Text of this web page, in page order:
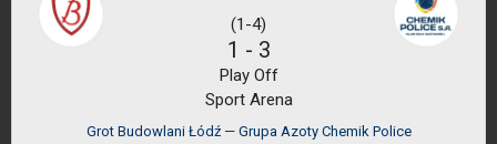
(1-4)
1 - 3
Play Off
Sport Arena
Grot Budowlani Łódź — Grupa Azoty Chemik Police